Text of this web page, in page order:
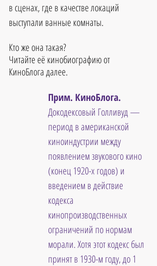
в сценах, где в качестве локаций
выступали ванные комнаты.
Кто же она такая?
Читайте её кинобиографию от
КиноБлога далее.
Прим. КиноБлога.
Докодексовый Голливуд —
период в американской
киноиндустрии между
появлением звукового кино
(конец 1920-х годов) и
введением в действие
кодекса
кинопроизводственных
ограничений по нормам
морали. Хотя этот кодекс был
принят в 1930-м году, до 1